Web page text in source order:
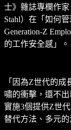
士》雜誌專欄作
Stahl）在「如何
Generation-Z
的工作安全感」。
「因為Z世代的
嘯的衝擊，還不
實施3個提供Z世
替代方法、多元